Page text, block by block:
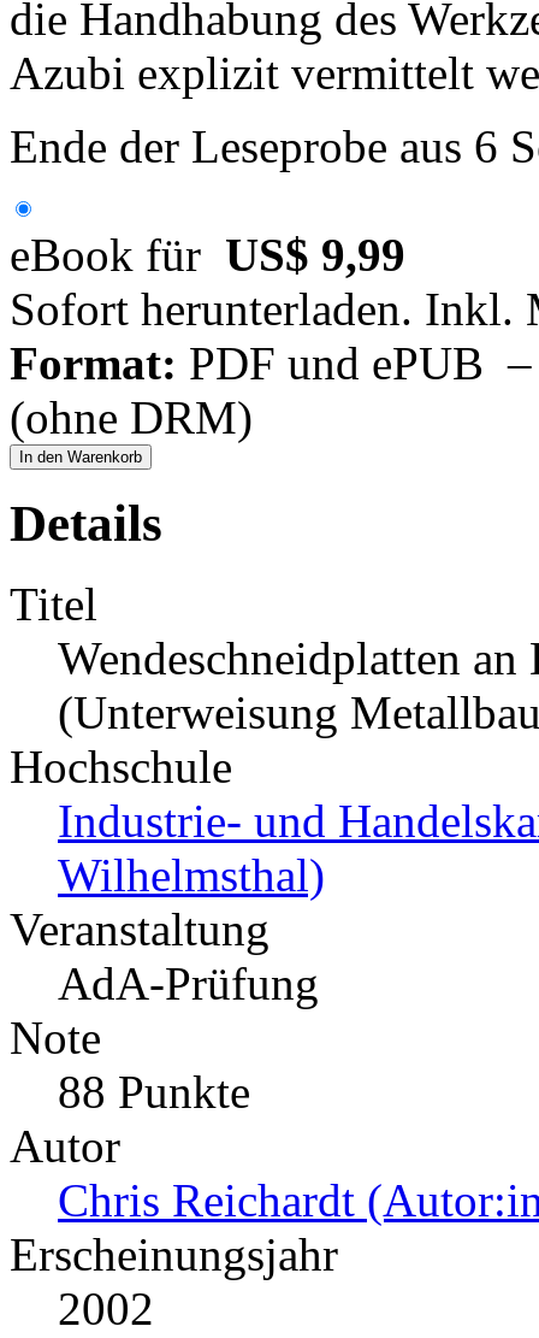
die Handhabung des
Azubi explizit vermittelt
Ende der Leseprobe aus 6
eBook für US$ 9,99
Sofort herunterladen. Inkl.
Format: PDF und ePUB
(ohne DRM)
In den Warenkorb
Details
Titel
Wendeschneidplatten
(Unterweisung
Hochschule
Industrie- und
Wilhelmsthal)
Veranstaltung
AdA-Prüfung
Note
88 Punkte
Autor
Chris Reichardt
Erscheinungsjahr
2002